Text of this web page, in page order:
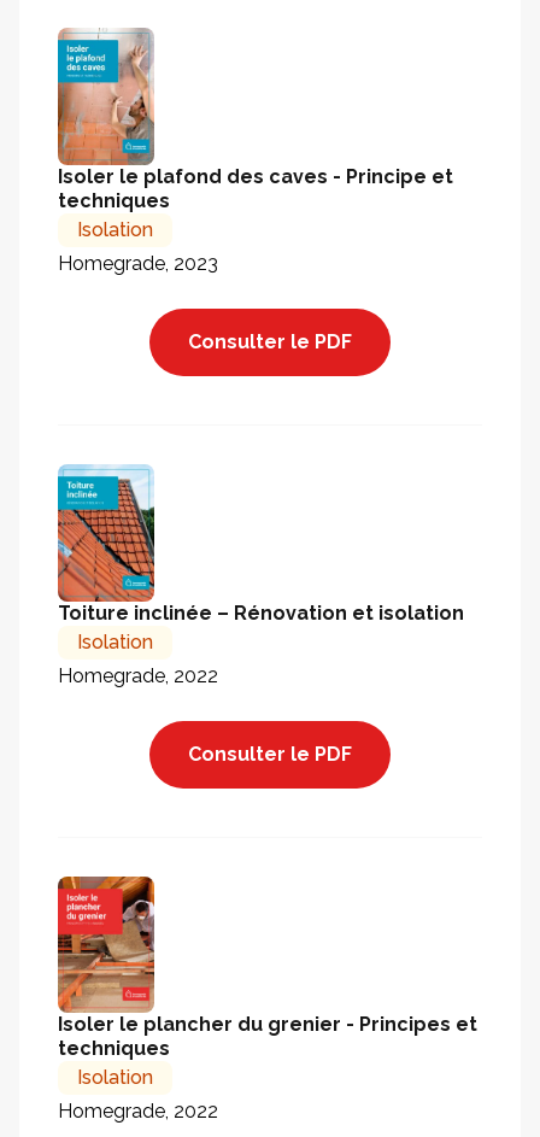
Isoler le plafond des caves - Principe et
techniques
Isolation
Homegrade, 2023
Consulter le PDF
Toiture inclinée – Rénovation et isolation
Isolation
Homegrade, 2022
Consulter le PDF
Isoler le plancher du grenier - Principes et
techniques
Isolation
Homegrade, 2022